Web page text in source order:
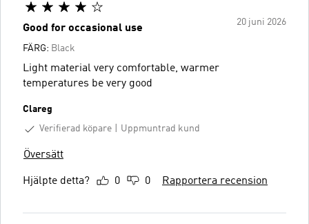
20 juni 2026
Good for occasional use
FÄRG: Black
Light material very comfortable, warmer
temperatures be very good
Clareg
Verifierad köpare
Uppmuntrad kund
Översätt
Hjälpte detta? 0 0 Rapportera recension